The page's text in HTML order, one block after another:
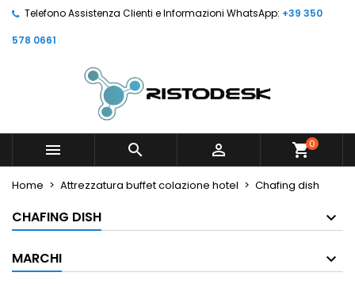
Telefono Assistenza Clienti e Informazioni WhatsApp: +39 350
578 0661
   shopping_cart0
Home Attrezzatura buffet colazione hotel Chafing dish
CHAFING DISH
MARCHI